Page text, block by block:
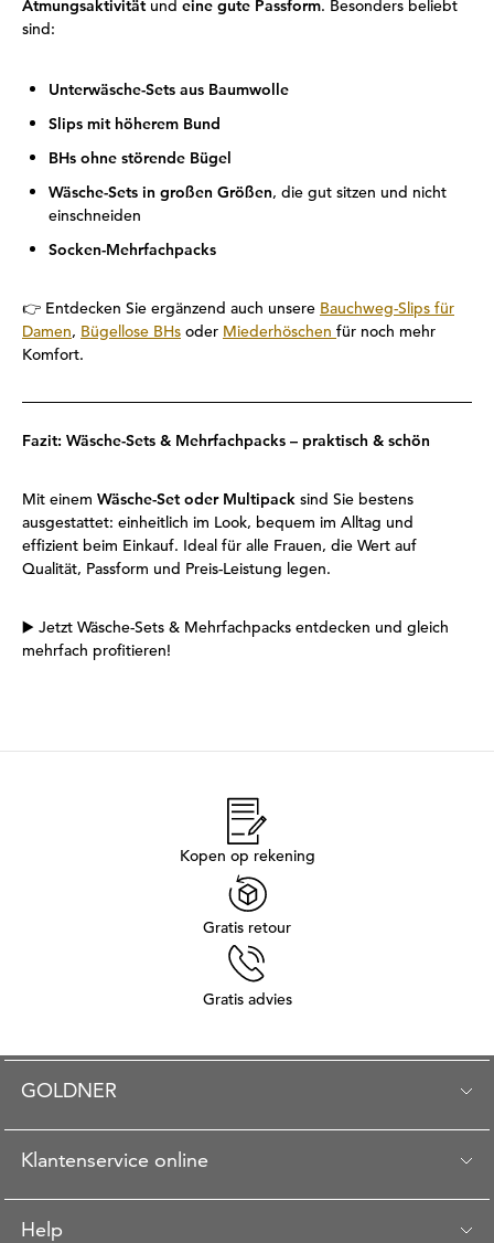
Atmungsaktivität und eine gute Passform. Besonders beliebt
sind:
Unterwäsche-Sets aus Baumwolle
Slips mit höherem Bund
BHs ohne störende Bügel
Wäsche-Sets in großen Größen, die gut sitzen und nicht
einschneiden
Socken-Mehrfachpacks
👉 Entdecken Sie ergänzend auch unsere Bauchweg-Slips für
Damen, Bügellose BHs oder Miederhöschen für noch mehr
Komfort.
Fazit: Wäsche-Sets & Mehrfachpacks – praktisch & schön
Mit einem Wäsche-Set oder Multipack sind Sie bestens
ausgestattet: einheitlich im Look, bequem im Alltag und
effizient beim Einkauf. Ideal für alle Frauen, die Wert auf
Qualität, Passform und Preis-Leistung legen.
▶️ Jetzt Wäsche-Sets & Mehrfachpacks entdecken und gleich
mehrfach profitieren!
Kopen op rekening
Gratis retour
Gratis advies
GOLDNER
Klantenservice online
Help